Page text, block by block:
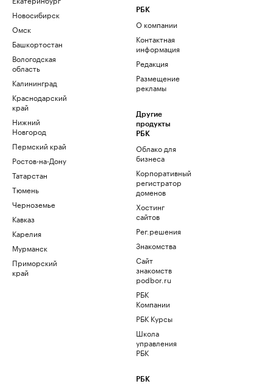
Новосибирск
Омск
Башкортостан
Вологодская
область
Калининград
Краснодарский
край
Нижний
Новгород
Пермский край
Ростов-на-Дону
Татарстан
Тюмень
Черноземье
Кавказ
Карелия
Мурманск
Приморский
край
РБК
О компании
Контактная
информация
Редакция
Размещение
рекламы
Другие
продукты
РБК
Облако для
бизнеса
Корпоративный
регистратор
доменов
Хостинг
сайтов
Рег.решения
Знакомства
Сайт
знакомств
podbor.ru
РБК
Компании
РБК Курсы
Школа
управления
РБК
РБК